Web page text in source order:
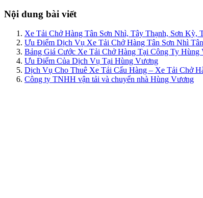
Nội dung bài viết
Xe Tải Chở Hàng Tân Sơn Nhì, Tây Thạnh, Sơn Kỳ,
Ưu Điểm Dịch Vụ Xe Tải Chở Hàng Tân Sơn Nhì
Bảng Giá Cước Xe Tải Chở Hàng Tại Công Ty Hùng
Ưu Điểm Của Dịch Vụ Tại Hùng Vương
Dịch Vụ Cho Thuê Xe Tải Cẩu Hàng – Xe Tải Chở
Công ty TNHH vận tải và chuyển nhà Hùng Vương